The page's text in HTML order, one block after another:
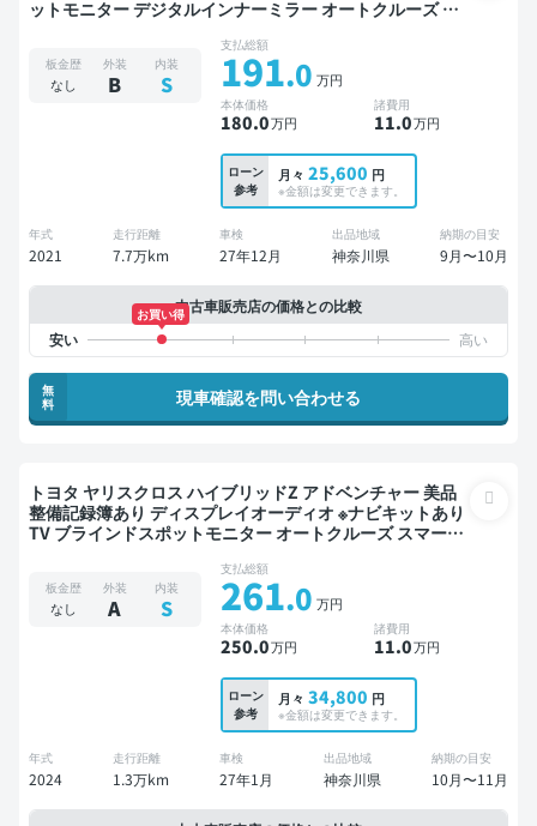
ットモニター デジタルインナーミラー オートクルーズ ワ
カメラ ドライブレコーダー 衝突軽減
板金歴
なし
外装
B
内装
S
支払総額
191.0 万円
本体価格
180.0万円
諸費用
11.0万円
ローン
参考
月々 25,600 円
※金額は変更できます。
年式
2021
走行距離
7.7万km
車検
27年12月
出品地域
神奈川県
納期の目安
9月〜10月
中古車販売店の価格との比較
お買い得
無
料
現車確認を問い合わせる
トヨタ ヤリスクロス ハイブリッドZ アドベンチャー 美品
整備記録簿あり ディスプレイオーディオ ※ナビキットあり
TV ブラインドスポットモニター オートクルーズ スマート
板金歴
なし
外装
A
内装
S
支払総額
261.0 万円
本体価格
250.0万円
諸費用
11.0万円
ローン
参考
月々 34,800 円
※金額は変更できます。
年式
2024
走行距離
1.3万km
車検
27年1月
出品地域
神奈川県
納期の目安
10月〜11月